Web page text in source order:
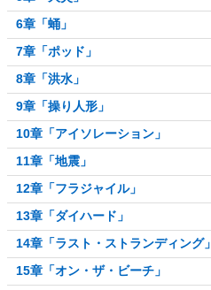
6章「蛹」
7章「ポッド」
8章「洪水」
9章「操り人形」
10章「アイソレーション」
11章「地震」
12章「フラジャイル」
13章「ダイハード」
14章「ラスト・ストランディング」
15章「オン・ザ・ビーチ」